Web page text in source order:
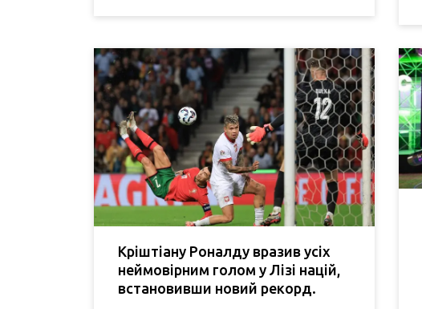
Кріштіану Роналду вразив усіх
неймовірним голом у Лізі націй,
встановивши новий рекорд.